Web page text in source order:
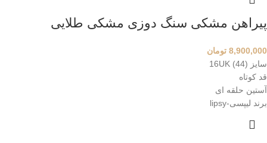
پیراهن مشکی سنگ دوزی مشکی طلایی
8,900,000 تومان
سایز 16UK (44)
قد کوتاه
آستین حلقه ای
برند لیپسی-lipsy